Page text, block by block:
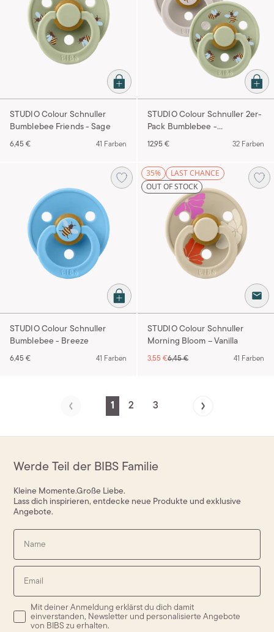
STUDIO Colour Schnuller
Bumblebee Friends - Sage
6,45 € 41 Farben
STUDIO Colour Schnuller 2er-
Pack Bumblebee -
Mushroom/Sage
12,95 € 32 Farben
STUDIO Colour Schnuller
Bumblebee - Breeze
6,45 € 41 Farben
35%
LAST CHANCE
OUT OF STOCK
STUDIO Colour Schnuller
Morning Bloom – Vanilla
3,55 €6,45 € 41 Farben
1 2 3
Werde Teil der BIBS Familie
Kleine Momente.Große Liebe.
Lass dich inspirieren, entdecke neue Produkte und exklusive
Angebote.
Name
Email
Mit deiner Anmeldung erklärst du dich damit
einverstanden, Newsletter und personalisierte Angebote
von BIBS zu erhalten.